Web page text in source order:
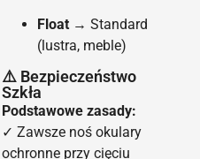
Float → Standard
(lustra, meble)
⚠️ Bezpieczeństwo
Szkła
Podstawowe zasady:
✓ Zawsze noś okulary
ochronne przy cięciu